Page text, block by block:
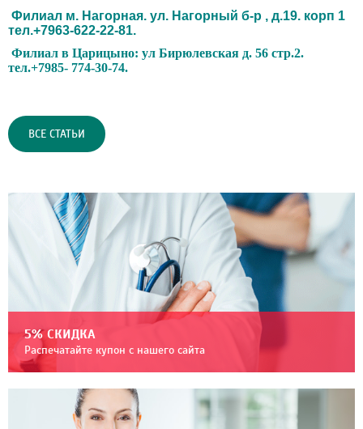
Филиал м. Нагорная. ул. Нагорный б-р , д.19. корп 1
тел.+7963-622-22-81.
Филиал в Царицыно: ул Бирюлевская д. 56 стр.2.
тел.+7985- 774-30-74.
ВСЕ СТАТЬИ
5% СКИДКА
Распечатайте купон с нашего сайта